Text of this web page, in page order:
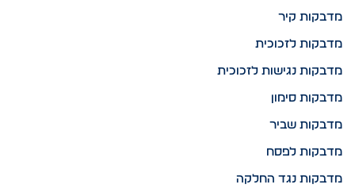
מדבקות קיר
מדבקות לזכוכית
מדבקות נגישות לזכוכית
מדבקות סימון
מדבקות שביר
מדבקות לפסח
מדבקות נגד החלקה